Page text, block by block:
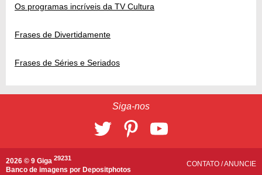
Os programas incríveis da TV Cultura
Frases de Divertidamente
Frases de Séries e Seriados
Siga-nos
2026 © 9 Giga 29231
Banco de imagens por Depositphotos
CONTATO /ANUNCIE